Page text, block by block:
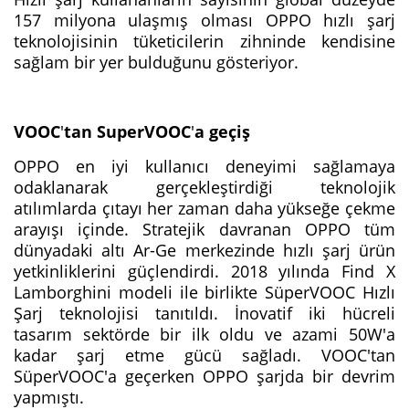
157 milyona ulaşmış olması OPPO hızlı şarj
teknolojisinin tüketicilerin zihninde kendisine
sağlam bir yer bulduğunu gösteriyor.
VOOC'tan SuperVOOC'a geçiş
OPPO en iyi kullanıcı deneyimi sağlamaya
odaklanarak gerçekleştirdiği teknolojik
atılımlarda çıtayı her zaman daha yükseğe çekme
arayışı içinde. Stratejik davranan OPPO tüm
dünyadaki altı Ar-Ge merkezinde hızlı şarj ürün
yetkinliklerini güçlendirdi. 2018 yılında Find X
Lamborghini modeli ile birlikte SüperVOOC Hızlı
Şarj teknolojisi tanıtıldı. İnovatif iki hücreli
tasarım sektörde bir ilk oldu ve azami 50W'a
kadar şarj etme gücü sağladı. VOOC'tan
SüperVOOC'a geçerken OPPO şarjda bir devrim
yapmıştı.